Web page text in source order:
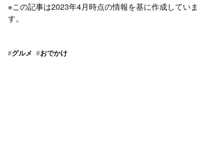
※この記事は2023年4月時点の情報を基に作成していま
す。
#グルメ #おでかけ